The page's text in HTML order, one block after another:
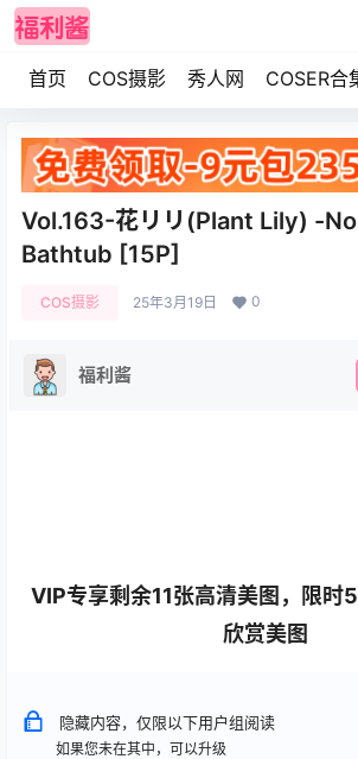
首页 COS摄影 秀人网 COSER合
Vol.163-花リリ(Plant Lily) -
Bathtub [15P]
COS摄影 25年3月19日 0
福利酱
VIP专享剩余11张高清美图，限时
欣赏美图
隐藏内容，仅限以下用户组阅读
如果您未在其中，可以升级